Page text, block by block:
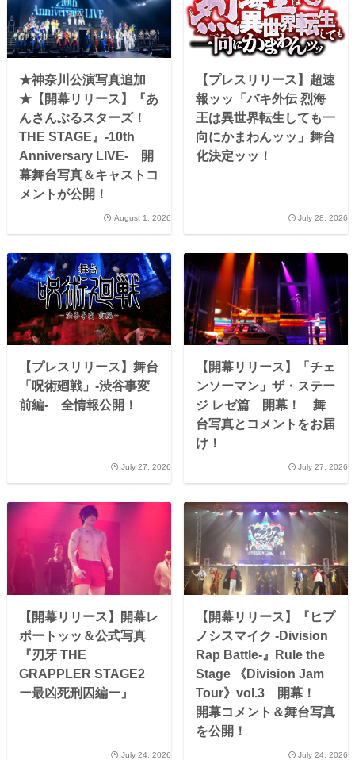
★神奈川公演写真追加
★【開幕リリース】『あ
んさんぶるスターズ！
THE STAGE』-10th
Anniversary LIVE- 開
幕舞台写真＆キャストコ
メントが公開！
August 1, 2026
【プレスリリース】超速
報ッッ「バキ外伝 烈海
王は異世界転生しても一
向にかまわんッッ」舞台
化決定ッッ！
July 28, 2026
【プレスリリース】舞台
「呪術廻戦」-渋谷事変
前編- 全情報公開！
July 27, 2026
【開幕リリース】「チェ
ンソーマン」ザ・ステー
ジ レゼ篇 開幕！ 舞
台写真とコメントをお届
け！
July 27, 2026
【開幕リリース】開幕レ
ポートッッ＆公式写真
『刃牙 THE
GRAPPLER STAGE2
ー最凶死刑囚編ー』
July 24, 2026
【開幕リリース】『ヒプ
ノシスマイク -Division
Rap Battle-』Rule the
Stage 《Division Jam
Tour》vol.3 開幕！
開幕コメント＆舞台写真
を公開！
July 24, 2026